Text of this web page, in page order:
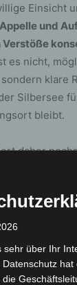
Einsicht
und
es nicht,
klare
Silbersee
bleibt.
daher
nicht
leisten, kann
und
sehr über Ihr